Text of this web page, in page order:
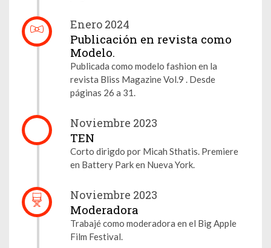
Enero 2024
Publicación en revista como
Modelo.
Publicada como modelo fashion en la
revista Bliss Magazine Vol.9 . Desde
páginas 26 a 31.
Noviembre 2023
TEN
Corto dirigdo por Micah Sthatis. Premiere
en Battery Park en Nueva York.
Noviembre 2023
Moderadora
Trabajé como moderadora en el Big Apple
Film Festival.